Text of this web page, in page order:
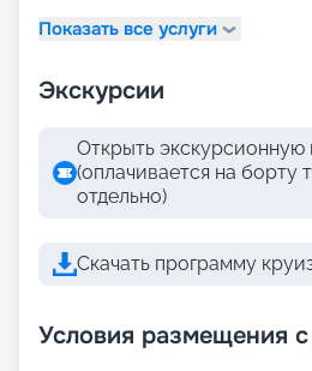
Показать все услуги
Экскурсии
Открыть экскурсионную
(оплачивается на борту
отдельно)
Скачать программу
Условия размещения